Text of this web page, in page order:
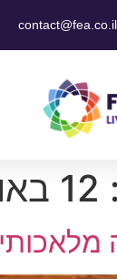
contact@fea.co.il
12 באוקטובר 2025